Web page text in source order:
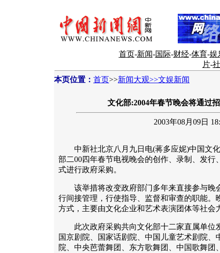
首页-新闻-国际-财经-体育-娱
片-
本页位置： 首页>>新闻大观>>文娱新闻
文化部:2004年春节晚会将通过
2003年08月09日
中新社北京八月九日电(蒋多应妮)中国文化
部二00四年春节电视晚会的创作、录制、发行
式进行政府采购。
该举措将改变政府部门多年来直接参与晚
行间接管理，行使指导、监督和审查的职能。
方式，主要由文化企业和艺术表演团体等社会
此次政府采购共向文化部十二家直属单位
国京剧院、国家话剧院、中国儿童艺术剧院、
院、中央芭蕾舞团、东方歌舞团、中国歌舞团